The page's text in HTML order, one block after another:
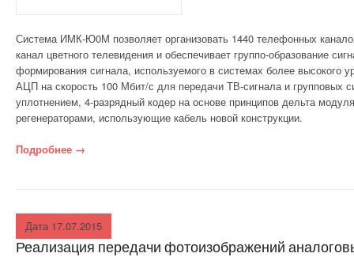
Система ИМК-Ю0М позволяет организовать 1440 телефонных
ка­нал цветного телевидения и обеспечивает группо-образование
формирова­ния сигнала, используемого в системах более высокого
АЦП на скорость 100 Мбит/с для передачи ТВ-сигнала и групповых
уплотнением, 4-разрядный ко­дер на основе принципов дельта
регенераторами, использующие кабель новой конструкции.
Подробнее «Система ИМК-100М»
→
Дата 17.07.2015
Реализация передачи фото­изображений